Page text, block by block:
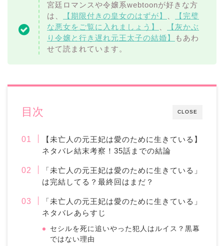
宮廷ロマンスや令嬢系webtoonが好きな方
は、
【期限付きの皇女のはずが】
【完璧
な悪女をご覧に入れましょう】
【灰かぶ
り令嬢と行き遅れ元王太子の結婚】
もあわ
せて読まれています。
CLOSE
目次
【未亡人の元王妃は愛のために生きている】
ネタバレ結末考察！35話までの結論
「未亡人の元王妃は愛のために生きている」
は完結してる？最終回はまだ？
「未亡人の元王妃は愛のために生きている」
ネタバレあらすじ
セシルを死に追いやった犯人はルイス？黒幕
ではない理由